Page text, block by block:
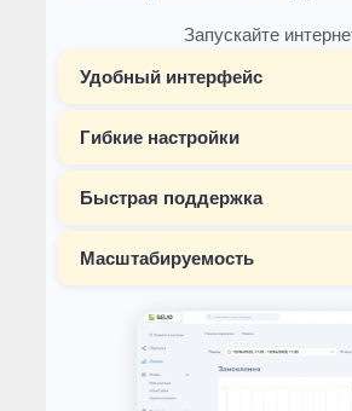
Запускайте
Удобный интерфейс
Гибкие настройки
Быстрая поддержка
Масштабируемость